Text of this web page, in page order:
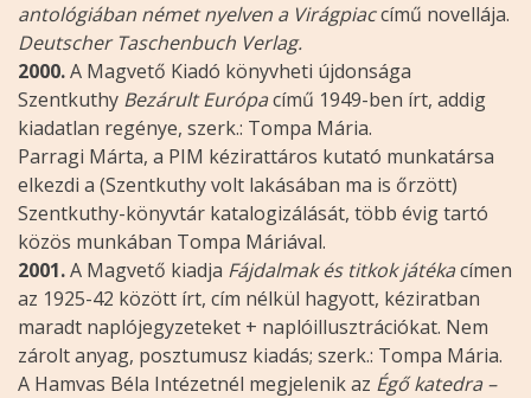
antológiában német nyelven a Virágpiaccímű novellája.
Deutscher Taschenbuch Verlag.
2000.A Magvető Kiadó könyvheti újdonsága
Szentkuthy Bezárult Európacímű 1949-ben írt, addig
kiadatlan regénye, szerk.: Tompa Mária.
Parragi Márta, a PIM kézirattáros kutató munkatársa
elkezdi a (Szentkuthy volt lakásában ma is őrzött)
Szentkuthy-könyvtár katalogizálását, több évig tartó
közös munkában Tompa Máriával.
2001.A Magvető kiadja Fájdalmak és titkok játékacímen
az 1925-42 között írt, cím nélkül hagyott, kéziratban
maradt naplójegyzeteket + naplóillusztrációkat. Nem
zárolt anyag, posztumusz kiadás; szerk.: Tompa Mária.
A Hamvas Béla Intézetnél megjelenik az Égő katedra –